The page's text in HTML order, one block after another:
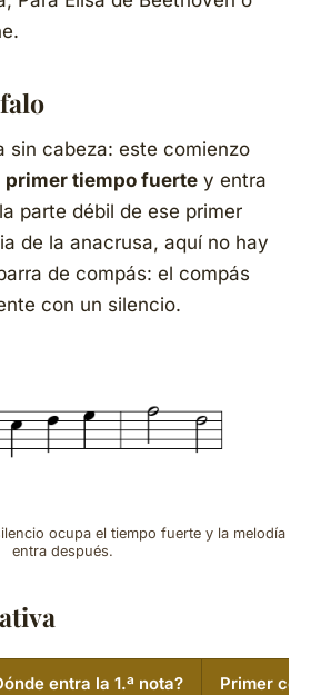
.
sin cabeza: este comienzo
primer tiempo fuerte y entra
parte débil de ese primer
de la anacrusa, aquí no hay
de compás: el compás
con un silencio.
ocupa el tiempo fuerte y la melodía
entra después.
entra la 1.ª nota? Primer